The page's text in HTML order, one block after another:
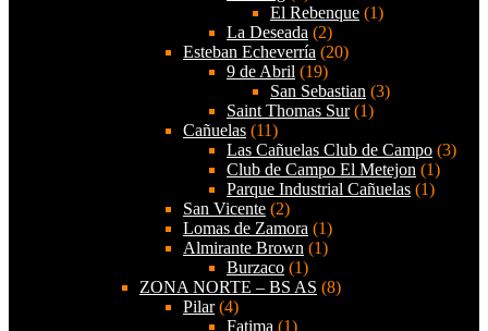
El Rebenque (1)
La Deseada (2)
Esteban Echeverría (20)
9 de Abril (19)
San Sebastian (3)
Saint Thomas Sur(1)
Cañuelas (11)
Las Cañuelas Club de Campo (3)
Club de Campo El Metejon (1)
Parque Industrial Cañuelas (1)
San Vicente (2)
Lomas de Zamora (1)
Almirante Brown (1)
Burzaco (1)
ZONA NORTE – BS AS (8)
Pilar(4)
Fatima (1)